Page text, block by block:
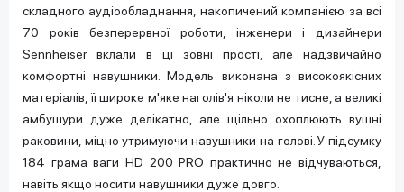
складного аудіообладнання, накопичений компанією за всі
70 років безперервної роботи, інженери і дизайнери
Sennheiser вклали в ці зовні прості, але надзвичайно
комфортні навушники. Модель виконана з високоякісних
матеріалів, її широке м'яке наголів'я ніколи не тисне, а великі
амбушури дуже делікатно, але щільно охоплюють вушні
раковини, міцно утримуючи навушники на голові. У підсумку
184 грама ваги HD 200 PRO практично не відчуваються,
навіть якщо носити навушники дуже довго.